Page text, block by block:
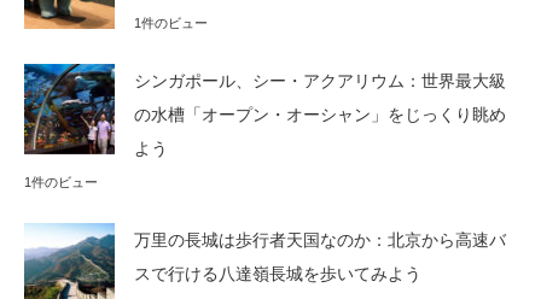
1件のビュー
シンガポール、シー・アクアリウム：世界最大級
の水槽「オープン・オーシャン」をじっくり眺め
よう
1件のビュー
万里の長城は歩行者天国なのか：北京から高速バ
スで行ける八達嶺長城を歩いてみよう